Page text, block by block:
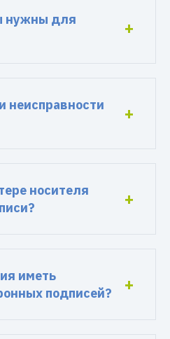
нужны для
неисправности
носителя
иметь
подписей?